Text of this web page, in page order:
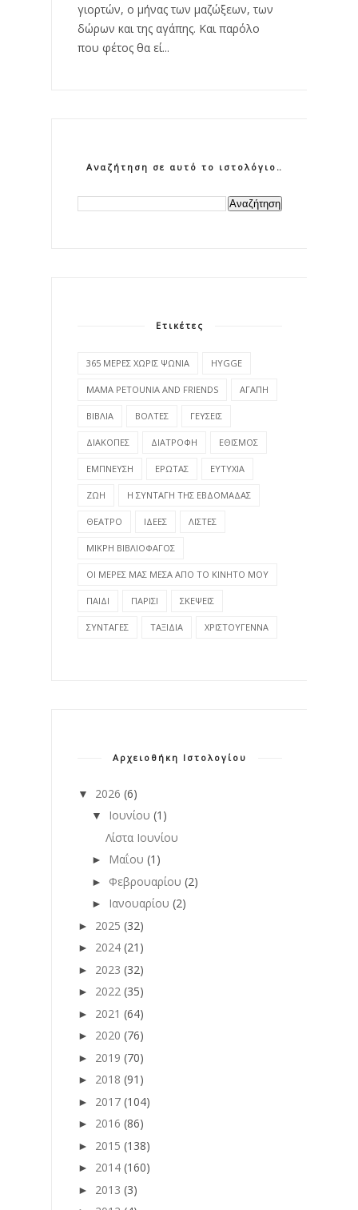
γιορτών, ο μήνας των μαζώξεων, των
δώρων και της αγάπης. Και παρόλο
που φέτος θα εί...
Αναζήτηση σε αυτό το ιστολόγιο
Ετικέτες
365 ΜΕΡΕΣ ΧΩΡΙΣ ΨΩΝΙΑ HYGGE
MAMA PETOUNIA AND FRIENDS ΑΓΑΠΗ
ΒΙΒΛΙΑ ΒΟΛΤΕΣ ΓΕΥΣΕΙΣ
ΔΙΑΚΟΠΕΣ ΔΙΑΤΡΟΦΗ ΕΘΙΣΜΟΣ
ΕΜΠΝΕΥΣΗ ΕΡΩΤΑΣ ΕΥΤΥΧΙΑ
ΖΩΗ Η ΣΥΝΤΑΓΗ ΤΗΣ ΕΒΔΟΜΑΔΑΣ
ΘΕΑΤΡΟ ΙΔΕΕΣ ΛΙΣΤΕΣ
ΜΙΚΡΗ ΒΙΒΛΙΟΦΑΓΟΣ
ΟΙ ΜΕΡΕΣ ΜΑΣ ΜΕΣΑ ΑΠΟ ΤΟ ΚΙΝΗΤΟ ΜΟΥ
ΠΑΙΔΙ ΠΑΡΙΣΙ ΣΚΕΨΕΙΣ
ΣΥΝΤΑΓΕΣ ΤΑΞΙΔΙΑ ΧΡΙΣΤΟΥΓΕΝΝΑ
Αρχειοθήκη Ιστολογίου
▼ 2026 (6)
▼ Ιουνίου (1)
Λίστα Ιουνίου
► Μαΐου (1)
► Φεβρουαρίου (2)
► Ιανουαρίου (2)
► 2025 (32)
► 2024 (21)
► 2023 (32)
► 2022 (35)
► 2021 (64)
► 2020 (76)
► 2019 (70)
► 2018 (91)
► 2017 (104)
► 2016 (86)
► 2015 (138)
► 2014 (160)
► 2013 (3)